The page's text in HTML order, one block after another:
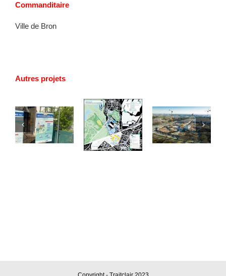
Commanditaire
Ville de Bron
Autres projets
Cartographie
Reportage
photo
Vidéo